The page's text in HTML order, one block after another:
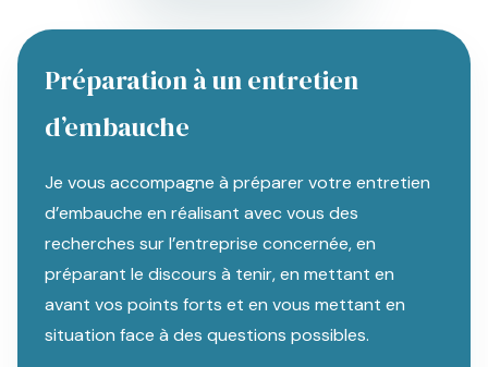
Préparation à un entretien
d’embauche
Je vous accompagne à préparer votre entretien
d’embauche en réalisant avec vous des
recherches sur l’entreprise concernée, en
préparant le discours à tenir, en mettant en
avant vos points forts et en vous mettant en
situation face à des questions possibles.